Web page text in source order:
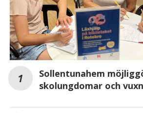
Sollentunahem
skolungdomar och